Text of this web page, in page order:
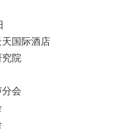
国际酒店
院
会